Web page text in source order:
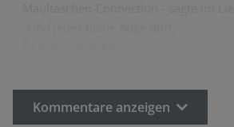
Kommentare anzeigen